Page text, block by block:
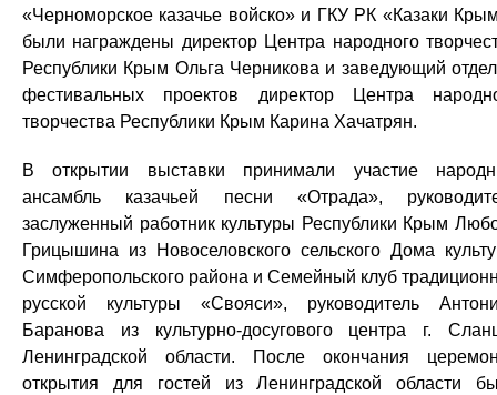
«Черноморское казачье войско» и ГКУ РК «Казаки
были награждены директор Центра народного
Республики Крым Ольга Черникова и заведующий
фестивальных проектов директор Центра
творчества Республики Крым Карина Хачатрян.
В открытии выставки принимали участие
ансамбль казачьей песни «Отрада»,
заслуженный работник культуры Республики Крым
Грицышина из Новоселовского сельского Дома
Симферопольского района и Семейный клуб
русской культуры «Свояси», руководитель
Баранова из культурно-досугового центра г.
Ленинградской области. После окончания
открытия для гостей из Ленинградской области